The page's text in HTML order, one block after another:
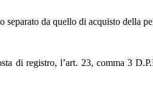
separato da quello di acquisto della
di registro, l’art. 23, comma 3